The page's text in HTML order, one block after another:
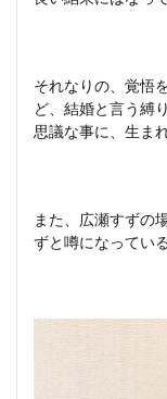
それなりの、覚悟
ど、結婚と言う縛
思議な事に、生ま
また、広瀬すずの
ずと噂になってい